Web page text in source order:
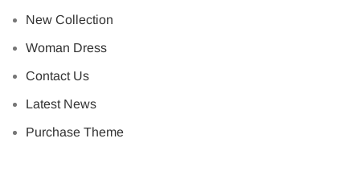
New Collection
Woman Dress
Contact Us
Latest News
Purchase Theme